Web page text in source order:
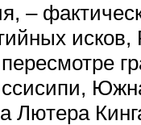
–
Лютера